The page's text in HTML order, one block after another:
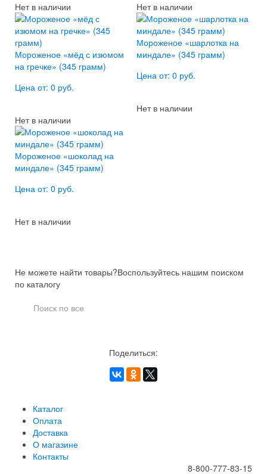
Нет в наличии Нет в наличии
Мороженое «мёд с изюмом
на гречке» (345 грамм)
Цена от: 0 руб.
Нет в наличии
Мороженое «шарлотка на
миндале» (345 грамм)
Цена от: 0 руб.
Нет в наличии
Мороженое «шоколад на
миндале» (345 грамм)
Цена от: 0 руб.
Нет в наличии
Не можете найти товары?Воспользуйтесь нашим поиском
по каталогу
Поделиться:
Каталог
Оплата
Доставка
О магазине
Контакты
8-800-777-83-15